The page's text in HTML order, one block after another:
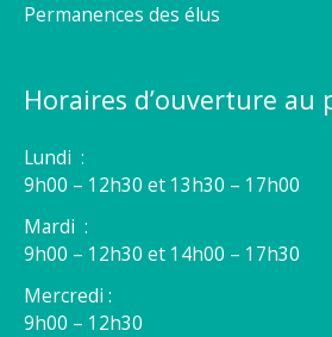
Permanences des élus
Horaires d’ouverture au
Lundi :
9h00 – 12h30 et 13h30 – 17h00
Mardi :
9h00 – 12h30 et 14h00 – 17h30
Mercredi :
9h00 – 12h30